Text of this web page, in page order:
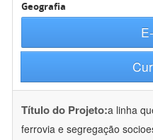
Geografia
Título do Projeto:a linha
ferrovia e segregação